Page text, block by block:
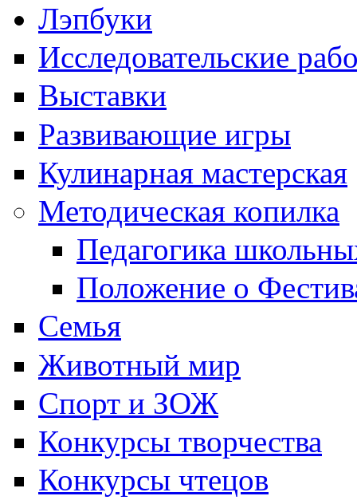
Лэпбуки
Исследовательские
Выставки
Развивающие игры
Кулинарная мастерская
Методическая копилка
Педагогика
Положение о
Семья
Животный мир
Спорт и ЗОЖ
Конкурсы творчества
Конкурсы чтецов